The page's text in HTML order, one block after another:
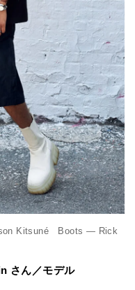
Kitsuné Boots — Rick
さん／モデル